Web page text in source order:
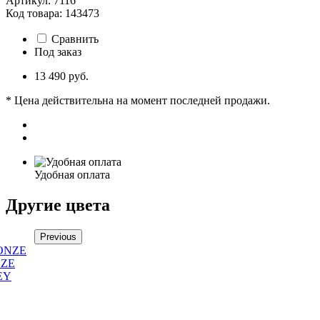
Код товара: 143473
Сравнить
Под заказ
13 490 руб.
* Цена действительна на момент последней продажи.
Удобная оплата
Другие цвета
Previous